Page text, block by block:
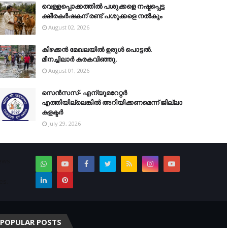
വെള്ളപ്പൊക്കത്തില്‍ പശുക്കളെ നഷ്ടപ്പെട്ട
ക്ഷീരകര്‍ഷകന് രണ്ട് പശുക്കളെ നല്‍കും
August 02, 2026
കിഴക്കന്‍ മേഖലയില്‍ ഉരുള്‍ പൊട്ടല്‍.
മീനച്ചിലാര്‍ കരകവിഞ്ഞു.
August 01, 2026
സെന്‍സസ്- എന്യുമറേറ്റര്‍
എത്തിയില്ലെങ്കില്‍ അറിയിക്കണമെന്ന് ജില്ലാ
കളക്ടര്‍
July 29, 2026
POPULAR POSTS